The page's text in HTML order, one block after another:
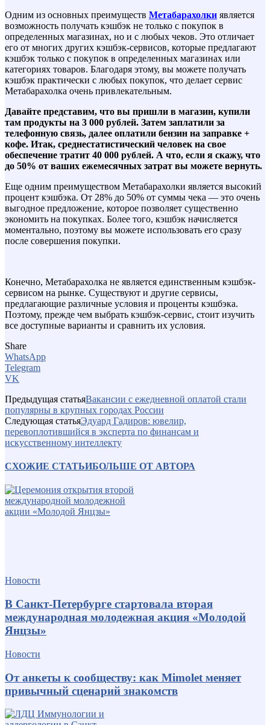
Одним из основных преимуществ Метабарахолки является
возможность получать кэшбэк не только с покупок в
определенных магазинах, но и с любых чеков. Это отличает
его от многих других кэшбэк-сервисов, которые предлагают
кэшбэк только с покупок в определенных магазинах или
категориях товаров. Благодаря этому, вы можете получать
кэшбэк практически с любых покупок, что делает сервис
Метабарахолка очень привлекательным.
Давайте представим, что вы пришли в магазин, купили
там продукты на 3 000 рублей. Затем заплатили за
телефонную связь, далее оплатили бензин на заправке +
кофе. Итак, среднестатистический человек на свое
обеспечение тратит 40 000 рублей. А что, если я скажу, что
до 50% от ваших ежемесячных затрат вы можете вернуть.
Еще одним преимуществом Метабарахолки является высокий
процент кэшбэка. От 28% до 50% от суммы чека — это очень
выгодное предложение, которое позволяет существенно
экономить на покупках. Более того, кэшбэк начисляется
моментально, поэтому вы можете использовать его сразу
после совершения покупки.
Конечно, Метабарахолка не является единственным кэшбэк-
сервисом на рынке. Существуют и другие сервисы,
предлагающие различные условия и проценты кэшбэка.
Поэтому, прежде чем выбрать кэшбэк-сервис, стоит изучить
все доступные варианты и сравнить их условия.
Share
WhatsApp
Telegram
VK
Предыдущая статьяВакансии с ежедневной оплатой стали
популярны в крупных городах России
Следующая статьяЭдуард Гадиров: ювелир,
перевоплотившийся в эксперта по финансам и
искусственному интеллекту
СХОЖИЕ СТАТЬИБОЛЬШЕ ОТ АВТОРА
Новости
В Санкт-Петербурге стартовала вторая
международная молодежная акция «Молодой
Янцзы»
Новости
От анкеты к сообществу: как Mimolet меняет
привычный сценарий знакомств